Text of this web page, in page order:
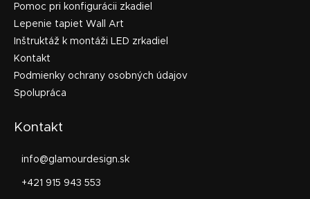
Pomoc pri konfigurácii zkadiel
Lepenie tapiet Wall Art
Inštruktáž k montáži LED zrkadiel
Kontakt
Podmienky ochrany osobných údajov
Spolupráca
Kontakt
info@glamourdesign.sk
+421 915 943 553